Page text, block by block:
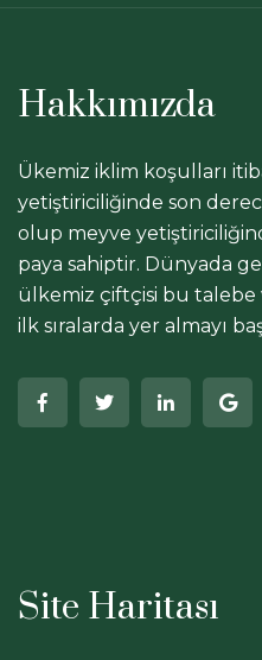
Hakkımızda
Ükemiz iklim koşulları
yetiştiriciliğinde son
olup meyve
paya sahiptir. Dünyada
ülkemiz çiftçisi bu
ilk sıralarda yer almayı
Site Haritası